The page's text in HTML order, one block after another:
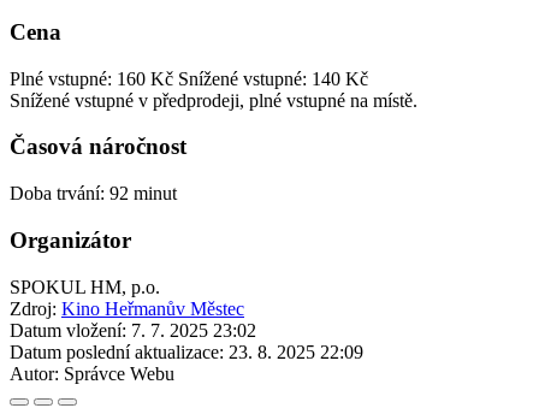
Cena
Plné vstupné: 160 Kč Snížené vstupné: 140 Kč
Snížené vstupné v předprodeji, plné vstupné na místě.
Časová náročnost
Doba trvání: 92 minut
Organizátor
SPOKUL HM, p.o.
Zdroj: Kino Heřmanův Městec
Datum vložení: 7. 7. 2025 23:02
Datum poslední aktualizace: 23. 8. 2025 22:09
Autor: Správce Webu